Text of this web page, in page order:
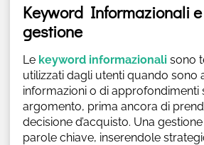
Keyword Informazionali
gestione
Le keyword informazionalisono
utilizzati dagli utenti quando sono
informazioni o di approfondimenti
argomento, prima ancora di
decisione d’acquisto. Una
parole chiave, inserendole